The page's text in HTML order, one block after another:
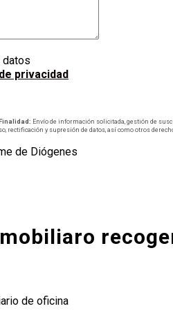
datos
privacidad
Finalidad: Envío de información solicitada, gestión de
rectificación y supresión de datos, así como otros